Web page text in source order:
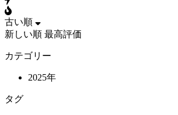
古い順
新しい順 最高評価
カテゴリー
2025年
タグ